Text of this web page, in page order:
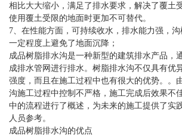
相比大大缩小，满足了排水要求，解决了覆土
使用覆土受限的地面时更加不可替代。
7、在性能方面，可持续收水，排水能力强，
一定程度上避免了地面沉降；
成品树脂排水沟是一种新型的建筑排水产品，
成排水管网进行排水。树脂排水沟不仅具有优
强度，而且在施工过程中也有很大的优势。。
沟施工过程中控制不严格，施工完成后效果不
中的流程进行了概述，为未来的施工提供了实
人员参考。
成品树脂排水沟的优点